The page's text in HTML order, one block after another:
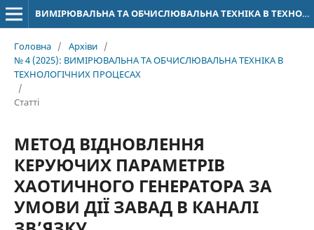
ВИМІРЮВАЛЬНА ТА ОБЧИСЛЮВАЛЬНА ТЕХНІКА В ТЕХНОЛОГІЧНИХ ПРОЦЕСАХ
Головна / Архіви /
№ 4 (2025): ВИМІРЮВАЛЬНА ТА ОБЧИСЛЮВАЛЬНА ТЕХНІКА В
ТЕХНОЛОГІЧНИХ ПРОЦЕСАХ
/
Статті
МЕТОД ВІДНОВЛЕННЯ
КЕРУЮЧИХ ПАРАМЕТРІВ
ХАОТИЧНОГО ГЕНЕРАТОРА ЗА
УМОВИ ДІЇ ЗАВАД В КАНАЛІ